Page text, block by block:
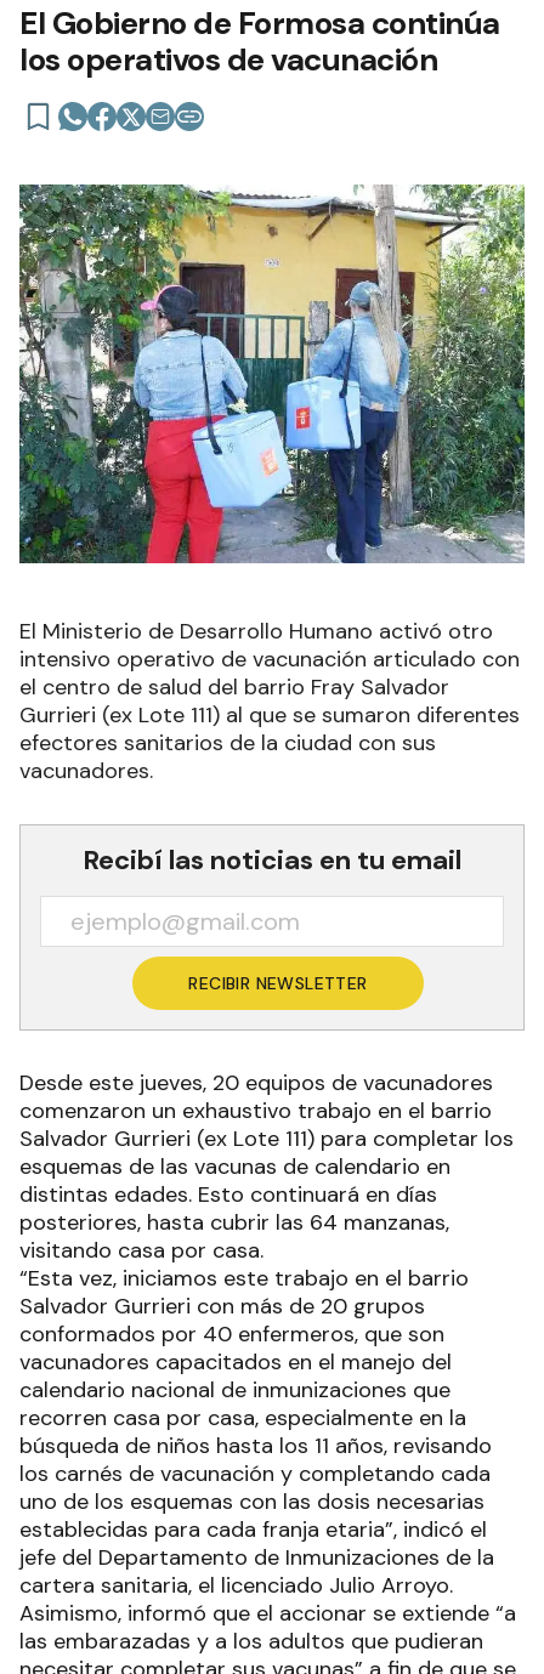
El Gobierno de Formosa continúa
los operativos de vacunación
El Ministerio de Desarrollo Humano activó otro
intensivo operativo de vacunación articulado con
el centro de salud del barrio Fray Salvador
Gurrieri (ex Lote 111) al que se sumaron diferentes
efectores sanitarios de la ciudad con sus
vacunadores.
Recibí las noticias en tu email
RECIBIR NEWSLETTER
Desde este jueves, 20 equipos de vacunadores
comenzaron un exhaustivo trabajo en el barrio
Salvador Gurrieri (ex Lote 111) para completar los
esquemas de las vacunas de calendario en
distintas edades. Esto continuará en días
posteriores, hasta cubrir las 64 manzanas,
visitando casa por casa.
“Esta vez, iniciamos este trabajo en el barrio
Salvador Gurrieri con más de 20 grupos
conformados por 40 enfermeros, que son
vacunadores capacitados en el manejo del
calendario nacional de inmunizaciones que
recorren casa por casa, especialmente en la
búsqueda de niños hasta los 11 años, revisando
los carnés de vacunación y completando cada
uno de los esquemas con las dosis necesarias
establecidas para cada franja etaria”, indicó el
jefe del Departamento de Inmunizaciones de la
cartera sanitaria, el licenciado Julio Arroyo.
Asimismo, informó que el accionar se extiende “a
las embarazadas y a los adultos que pudieran